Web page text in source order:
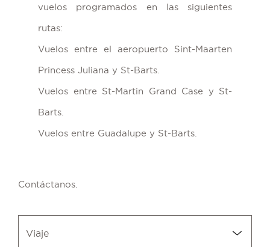
vuelos programados en las siguientes
rutas:
Vuelos entre el aeropuerto Sint-Maarten
Princess Juliana y St-Barts.
Vuelos entre St-Martin Grand Case y St-
Barts.
Vuelos entre Guadalupe y St-Barts.
Contáctanos.